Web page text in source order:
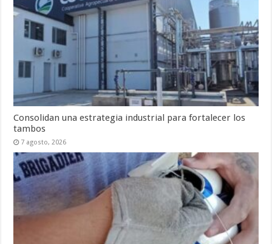
Consolidan una estrategia industrial para fortalecer los
tambos
7 agosto, 2026